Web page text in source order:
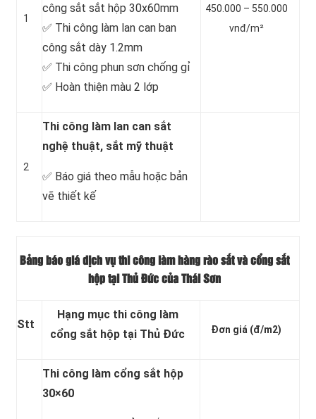
1
công sắt sắt hộp 30x60mm
✅ Thi công làm lan can ban
công sắt dày 1.2mm
✅ Thi công phun sơn chống gỉ
✅ Hoàn thiện màu 2 lớp
450.000 – 550.000
vnđ/m²
2
Thi công làm lan can sắt
nghệ thuật, sắt mỹ thuật
✅ Báo giá theo mẫu hoặc bản
vẽ thiết kế
Bảng báo giá dịch vụ thi công làm hàng rào sắt và cổng sắt
hộp tại Thủ Đức của Thái Sơn
Stt
Hạng mục thi công làm
cổng sắt hộp tại Thủ Đức
Đơn giá (đ/m2)
Thi công làm cổng sắt hộp
30×60